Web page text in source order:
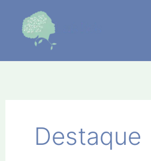
Destaque